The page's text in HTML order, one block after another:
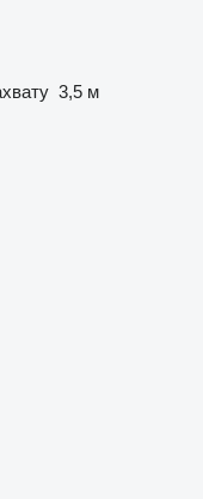
3,5 м